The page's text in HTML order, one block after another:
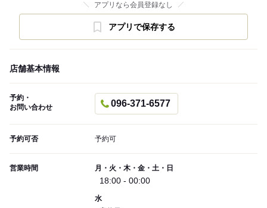
アプリなら会員登録なし
アプリで保存する
店舗基本情報
予約・
お問い合わせ
096-371-6577
予約可否 予約可
営業時間 月・火・木・金・土・日
18:00 - 00:00
水